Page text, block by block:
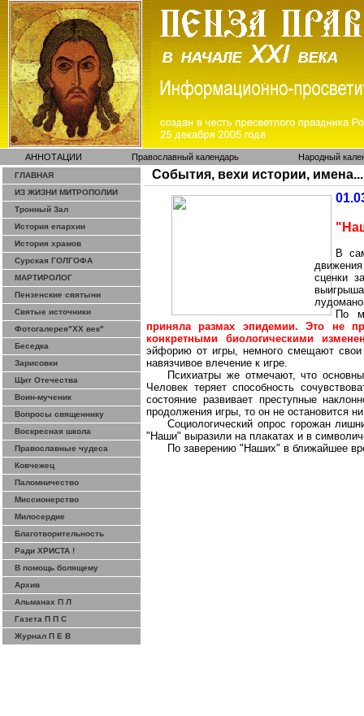
АННОТАЦИИ Православный календарь Народный
ГЛАВНАЯ
ИЗ ЖИЗНИ МИТРОПОЛИИ
Тронный Зал
История епархии
История храмов
Сурская ГОЛГОФА
МАРТИРОЛОГ
Пензенские святыни
Святые источники
Фотогалерея"ХХ век"
Беседка
Зарисовки
Щит Отечества
Воин-мученик
Вопросы священнику
Воскресная школа
Православные чудеса
Ковчежец
Паломничество
Миссионерство
Милосердие
Благотворительность
Ради ХРИСТА !
В помощь болящему
Архив
Альманах П Л
Газета П П С
Журнал П Е В
События, вехи истории, имена...
В
сценки
По
приняла размах эпидемии. Это не
конкретными биологическими
эйфорию от игры, немного смещают свои
навязчивое влечение к игре.
Психиатры же отмечают, что
Человек теряет способность
состояние развивает преступные
продолжения игры, то он не остановится
Социологический опрос горожан
"Наши" выразили на плакатах и в
По заверению "Наших" в ближайшее